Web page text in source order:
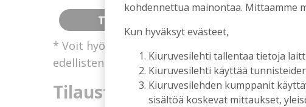
* Voit hyödyntää kokeiluetua, jollei sinulla ole
edellisten 14 kuukauden aikana.
Tilausten sisältö
kohdennettua mainontaa. Mittaamme
Kun hyväksyt evästeet,
Kiuruvesilehti tallentaa tietoja
Kiuruvesilehti käyttää
Kiuruvesilehden kumppanit
sisältöä koskevat mittaukset,